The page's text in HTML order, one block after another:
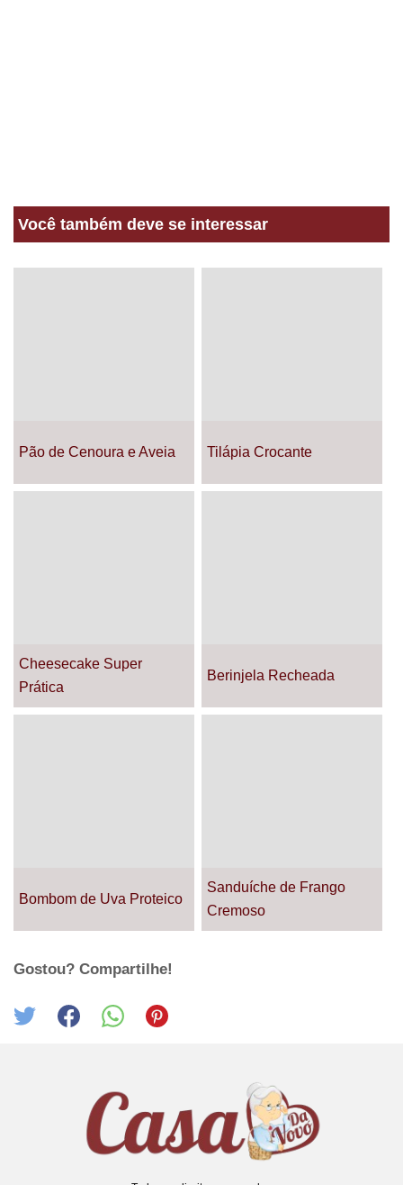
Você também deve se interessar
Pão de Cenoura e Aveia Tilápia Crocante
Cheesecake Super
Prática
Berinjela Recheada
Bombom de Uva Proteico
Sanduíche de Frango
Cremoso
Gostou? Compartilhe!